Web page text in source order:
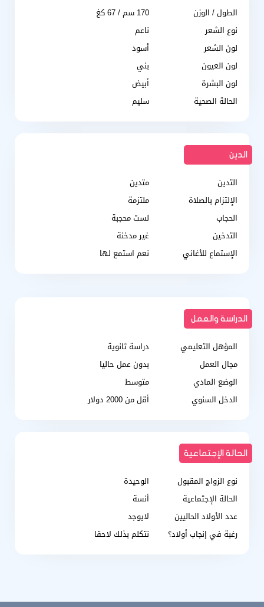
الطول / الوزن
170 سم / 67 كغ
نوع الشعر
ناعم
لون الشعر
أسود
لون العيون
بني
لون البشرة
أبيض
الحالة الصحية
سليم
الدين
التدين
متدين
الإلتزام بالصلاة
ملتزمة
الحجاب
لست محجبة
التدخين
غير مدخنة
الإستماع للأغاني
نعم استمع لها
الدراسة والعمل
المؤهل التعليمي
دراسة ثانوية
مجال العمل
بدون عمل حاليا
الوضع المادي
متوسط
الدخل السنوي
أقل من 2000 دولار
الحالة الإجتماعية
نوع الزواج المقبول
الوحيدة
الحالة الإجتماعية
أنسة
عدد الأولاد الحاليين
لايوجد
رغبة في إنجاب أولاد؟
نتكلم بذلك لاحقا